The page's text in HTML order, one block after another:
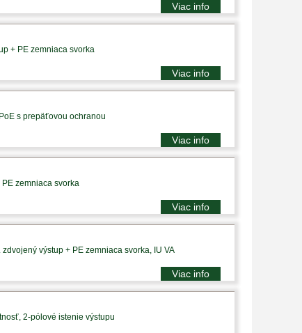
Viac info
+ PE zemniaca svorka
Viac info
s prepäťovou ochranou
Viac info
zemniaca svorka
Viac info
výstup + PE zemniaca svorka, IU VA
Viac info
2-pólové istenie výstupu